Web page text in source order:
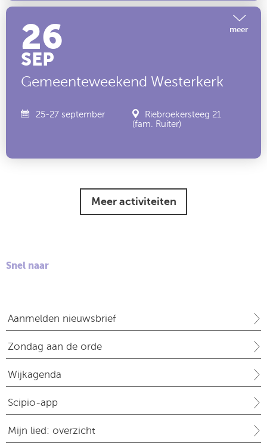
26
SEP
Gemeenteweekend Westerkerk
25-27 september
Riebroekersteeg 21
(fam. Ruiter)
meer
Meer activiteiten
Snel naar
Aanmelden nieuwsbrief
Zondag aan de orde
Wijkagenda
Scipio-app
Mijn lied: overzicht